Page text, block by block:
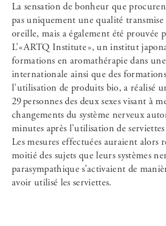
La sensation de bonheur que
pas uniquement une qualité
oreille, mais a également été prouvée
L’« ARTQ Institute », un institut
formations en aromathérapie dans
internationale ainsi que des
l’utilisation de produits bio, a réalisé
29 personnes des deux sexes visant à
changements du système nerveux
minutes après l’utilisation de serviettes
Les mesures effectuées auraient alors
moitié des sujets que leurs systèmes
parasympathique s’activaient de
avoir utilisé les serviettes.